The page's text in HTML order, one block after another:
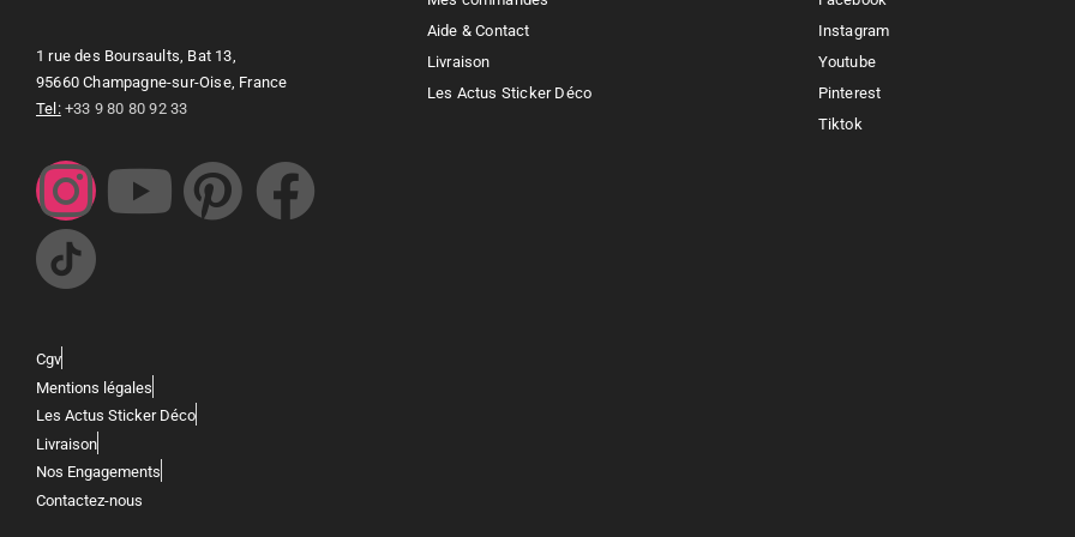
1 rue des Boursaults, Bat 13,
95660 Champagne-sur-Oise, France
Tel: +33 9 80 80 92 33
Aide & Contact
Livraison
Les Actus Sticker Déco
Instagram
Youtube
Pinterest
Tiktok
Cgv
Mentions légales
Les Actus Sticker Déco
Livraison
Nos Engagements
Contactez-nous